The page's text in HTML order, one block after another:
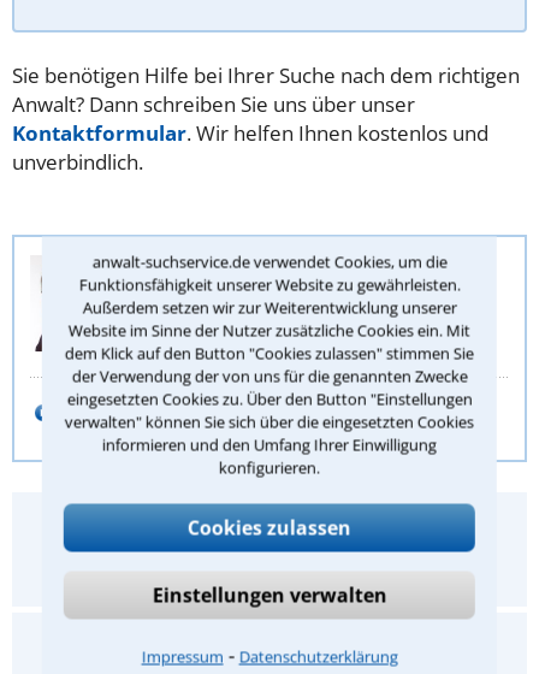
anwalt-suchservice.de verwendet Cookies, um die
Funktionsfähigkeit unserer Website zu gewährleisten.
Außerdem setzen wir zur Weiterentwicklung unserer
Website im Sinne der Nutzer zusätzliche Cookies ein. Mit
dem Klick auf den Button "Cookies zulassen" stimmen Sie
der Verwendung der von uns für die genannten Zwecke
eingesetzten Cookies zu. Über den Button "Einstellungen
verwalten" können Sie sich über die eingesetzten Cookies
informieren und den Umfang Ihrer Einwilligung
konfigurieren.
Cookies zulassen
Einstellungen verwalten
Impressum ⁃ Datenschutzerklärung
Sie benötigen Hilfe bei Ihrer Suche nach dem richtigen
Anwalt? Dann schreiben Sie uns über unser
Kontaktformular. Wir helfen Ihnen kostenlos und
unverbindlich.
Anwalt-Suchservice
Juristische Redaktion
Ulf Matzen
E-Mail schreiben
Hat Ihnen dieser Rechtstipp geholfen?
Ja
Nein
Gefällt Ihnen dieser Rechtstipp?